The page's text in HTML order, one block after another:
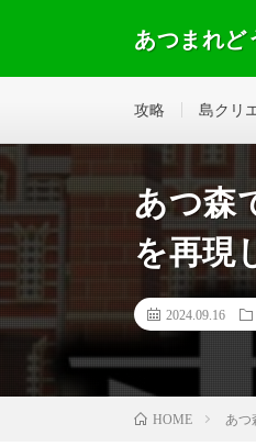
あつまれど
攻略 島クリ
あつ森
を再現
2024.09.16
HOME あつ